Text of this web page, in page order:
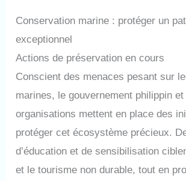
Conservation marine : protéger un
exceptionnel
Actions de préservation en cours
Conscient des menaces pesant sur
marines, le gouvernement philippin
organisations mettent en place des
protéger cet écosystème précieux.
d’éducation et de sensibilisation
et le tourisme non durable, tout en